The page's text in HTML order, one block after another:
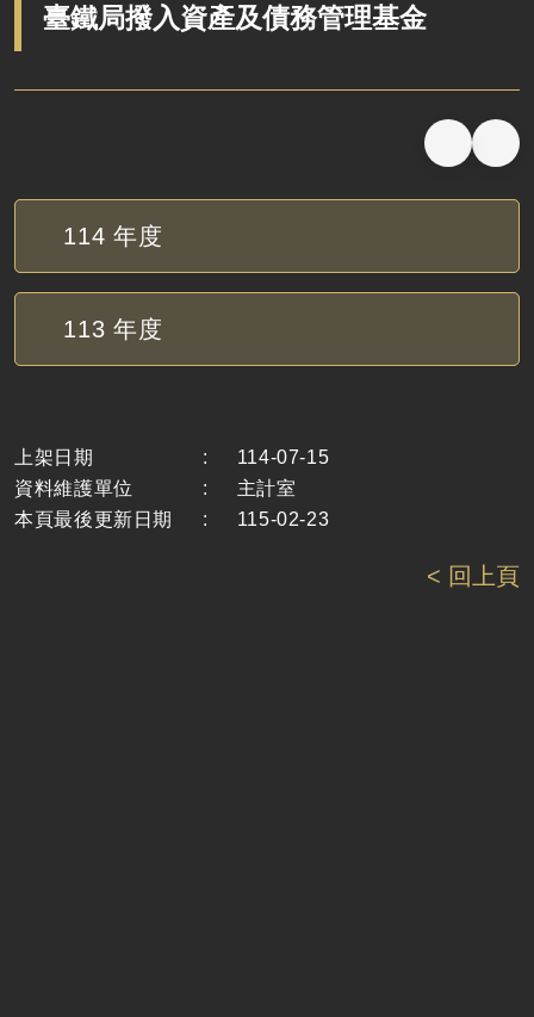
廉政體系
臺鐵局撥入資產及債務管理基金
114 年度
113 年度
上架日期 :
114-07-15
資料維護單位
:
主計室
本頁最後更新日期
: 115-02-23
< 回上頁